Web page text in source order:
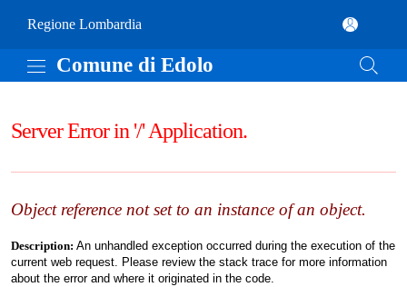
Comune di Edolo
Regione Lombardia
Comune di Edolo
Server Error in '/' Application.
Object reference not set to an instance of an object.
Description: An unhandled exception occurred during the execution of the
current web request. Please review the stack trace for more information
about the error and where it originated in the code.